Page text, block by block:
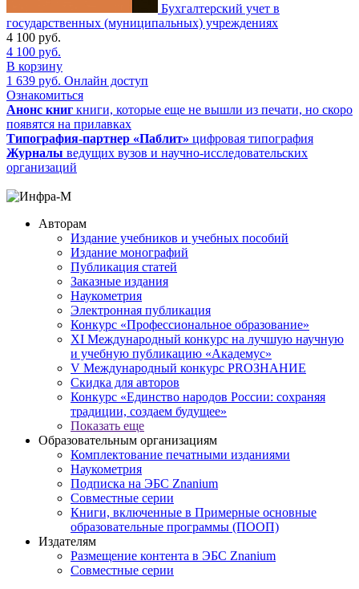
Бухгалтерский учет в
государственных (муниципальных) учреждениях
4 100 руб.
4 100 руб.
В корзину
1 639 руб. Онлайн доступ
Ознакомиться
Анонс книг книги, которые еще не вышли из печати, но скоро
появятся на прилавках
Типография-партнер «Паблит» цифровая типография
Журналы ведущих вузов и научно-исследовательских
организаций
Авторам
Издание учебников и учебных пособий
Издание монографий
Публикация статей
Заказные издания
Наукометрия
Электронная публикация
Конкурс «Профессиональное образование»
XI Международный конкурс на лучшую научную
и учебную публикацию «Академус»
V Международный конкурс PROЗНАНИЕ
Скидка для авторов
Конкурс «Единство народов России: сохраняя
традиции, создаем будущее»
Показать еще
Образовательным организациям
Комплектование печатными изданиями
Наукометрия
Подписка на ЭБС Znanium
Совместные серии
Книги, включенные в Примерные основные
образовательные программы (ПООП)
Издателям
Размещение контента в ЭБС Znanium
Совместные серии